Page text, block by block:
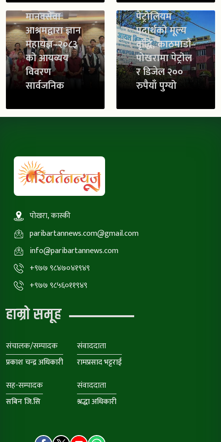
मानवसेवा
आश्रमद्वारा ज्ञान
महायज्ञ–२०८३
को आयव्यय
विवरण
सार्वजनिक
पेट्रोलियम
पदार्थको मूल्य
वृद्धि, काठमाडौं–
पोखरामा पेट्रोल
र डिजेल २००
रुपैयाँ पुग्यो
पोखरा, कास्की
paribartannews.com@gmail.com
info@paribartannews.com
+९७७ ९८४७०४१९४९
+९७७ ९८५६०११९४९
हाम्रो समूह
संचालक/सम्पादक
प्रकाश चन्द्र अधिकारी
संवाददाता
रामप्रसाद भट्टराई
सह-सम्पादक
सबिन जि.सि
संवाददाता
श्रद्धा अधिकारी